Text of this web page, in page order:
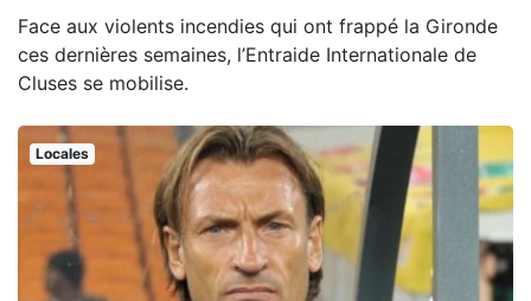
Face aux violents incendies qui ont frappé la Gironde
ces dernières semaines, l’Entraide Internationale de
Cluses se mobilise.
Locales